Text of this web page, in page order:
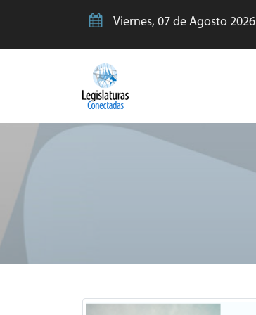
Viernes, 07 de Agosto 2026